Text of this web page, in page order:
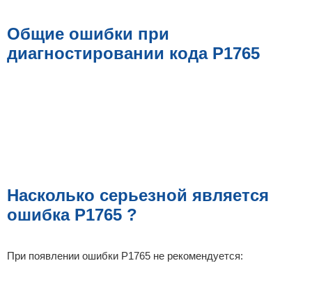
Общие ошибки при
диагностировании кода P1765
Насколько серьезной является
ошибка P1765 ?
При появлении ошибки P1765 не рекомендуется: